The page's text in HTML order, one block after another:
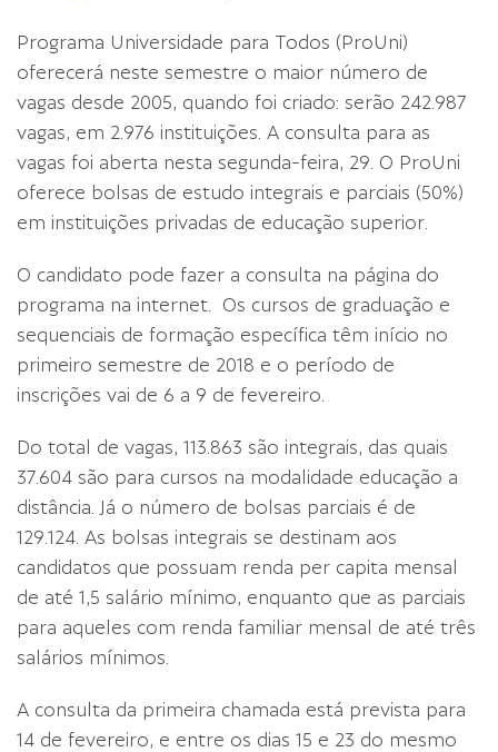
Programa Universidade para Todos (ProUni)
oferecerá neste semestre o maior número de
vagas desde 2005, quando foi criado: serão 242.987
vagas, em 2.976 instituições. A consulta para as
vagas foi aberta nesta segunda-feira, 29. O ProUni
oferece bolsas de estudo integrais e parciais (50%)
em instituições privadas de educação superior.
O candidato pode fazer a consulta na página do
programa na internet. Os cursos de graduação e
sequenciais de formação específica têm início no
primeiro semestre de 2018 e o período de
inscrições vai de 6 a 9 de fevereiro.
Do total de vagas, 113.863 são integrais, das quais
37.604 são para cursos na modalidade educação a
distância. Já o número de bolsas parciais é de
129.124. As bolsas integrais se destinam aos
candidatos que possuam renda per capita mensal
de até 1,5 salário mínimo, enquanto que as parciais
para aqueles com renda familiar mensal de até três
salários mínimos.
A consulta da primeira chamada está prevista para
14 de fevereiro, e entre os dias 15 e 23 do mesmo